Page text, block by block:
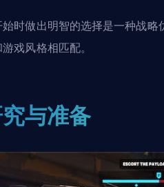
时做出明智的选择是一种战
戏风格相匹配。
与准备